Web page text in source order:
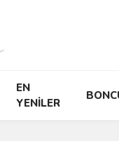
EN
YENİLER